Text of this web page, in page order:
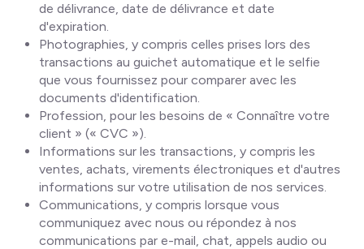
de délivrance, date de délivrance et date
d'expiration.
Photographies, y compris celles prises lors des
transactions au guichet automatique et le selfie
que vous fournissez pour comparer avec les
documents d'identification.
Profession, pour les besoins de « Connaître votre
client » (« CVC »).
Informations sur les transactions, y compris les
ventes, achats, virements électroniques et d'autres
informations sur votre utilisation de nos services.
Communications, y compris lorsque vous
communiquez avec nous ou répondez à nos
communications par e-mail, chat, appels audio ou